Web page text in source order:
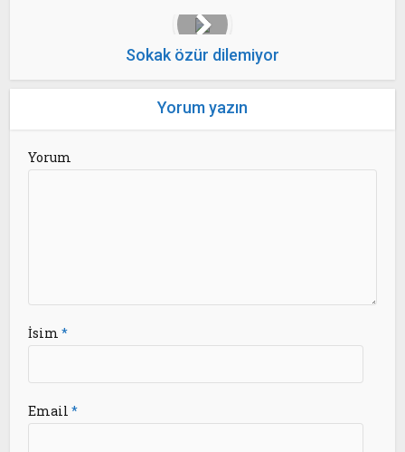
Sokak özür dilemiyor
Yorum yazın
Yorum
İsim*
Email*